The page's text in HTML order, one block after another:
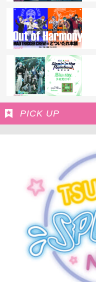
PICK UP